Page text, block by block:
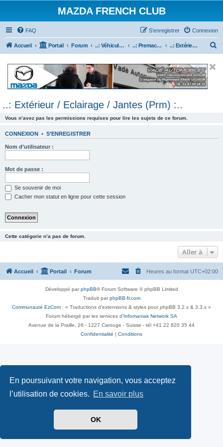
En poursuivant votre navigation, vous acceptez
l’utilisation de cookies. En savoir plus
OK
MAZDA FRENCH CLUB
FAQ Connexion
S’enregistrer
Accueil Portail Forum ..: Véhicules Mazda ancien (<2003) :.. ..: Premacy :.. ..: Extérieur / Eclairage / Jantes (Prm) :..
e
..: Extérieur / Eclairage / Jantes (Prm) :..
Vous n’avez pas les permissions requises pour lire les sujets de ce forum.
CONNEXION • S’ENREGISTRER
Nom d’utilisateur :
Mot de passe :
Se souvenir de moi
Cacher mon statut en ligne pour cette session
Cette catégorie n’a pas de forum.
Aller à
Accueil Portail Forum Heures au format UTC+02:00
Développé parphpBB® Forum Software © phpBB Limited
Traduit parphpBB-fr.com
Communauté EzCom : « Traductions d'extensions & styles pour phpBB 3.2.x & 3.3.x »
Forum hébergé par les services d’ Infomaniak Network SA
Avenue de la Praille, 26 - 1227 Carouge - Suisse - tél +41 22 820 35 44
Confidentialité
Conditions